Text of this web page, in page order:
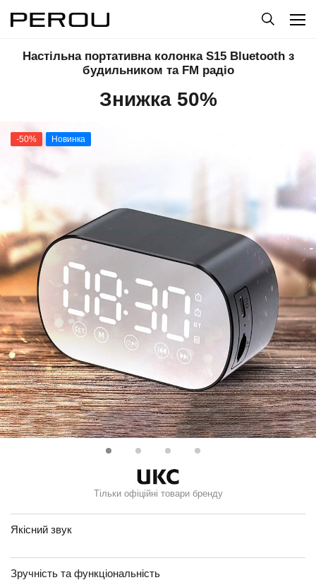
Настільна портативна колонка S15 Bluetooth з
будильником та FM радіо
Знижка 50%
-50% Новинка
Тільки офіційні товари бренду
Якісний звук
Зручність та функціональність